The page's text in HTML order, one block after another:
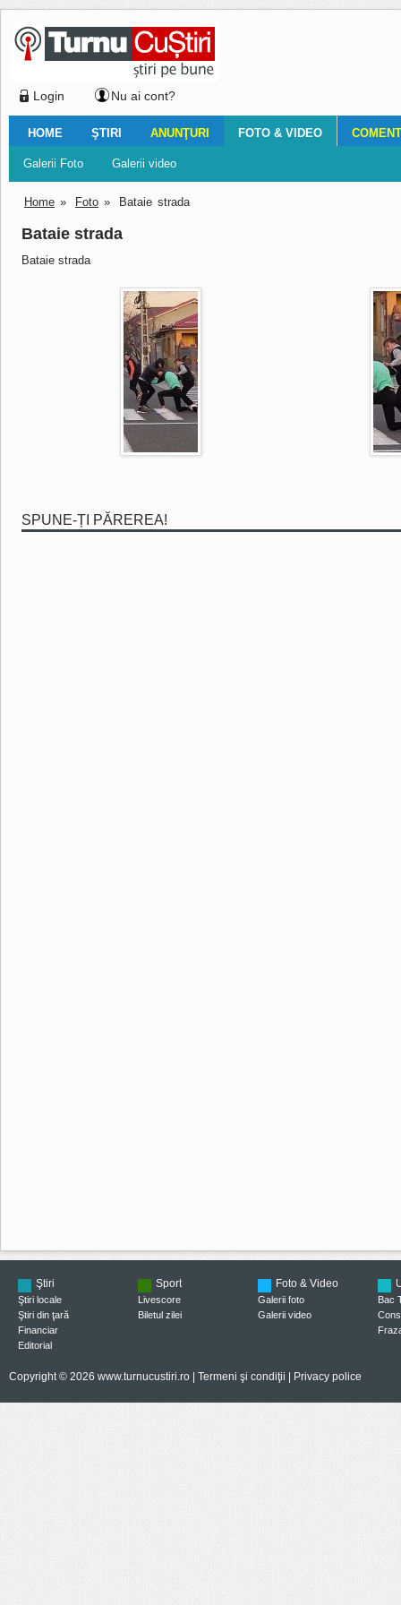
Login Nu ai cont?
HOME
Ştiri locale Turnaţi aici!
ŞTIRI
Ştiri locale Ştiri din ţară
ANUNŢURI
Imobiliare Auto Închirieri
FOTO & VIDEO
Galerii Foto Galerii video
Comentariul zilei
Home » Foto » Bataie strada
Bataie strada
Bataie strada
SPUNE-ȚI PĂREREA!
Ştiri
Ştiri locale
Ştiri din ţară
Financiar
Editorial
Sport
Livescore
Biletul zilei
Foto & Video
Galerii foto
Galerii video
Bac
Copyright © 2026 www.turnucustiri.ro | Termeni şi condiţii Privacy police